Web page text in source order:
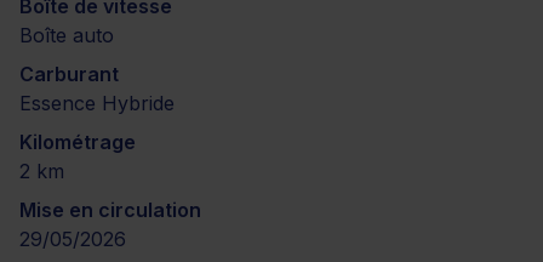
Boîte de vitesse
Boîte auto
Carburant
Essence Hybride
Kilométrage
2 km
Mise en circulation
29/05/2026